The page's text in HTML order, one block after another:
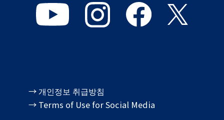
→ 개인정보 취급방침
→ Terms of Use for Social Media